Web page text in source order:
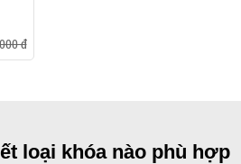
đ
loại khóa nào phù hợp